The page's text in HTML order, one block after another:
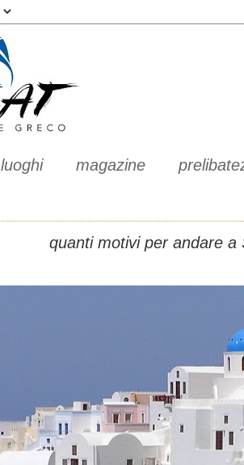
luoghi magazine
quanti motivi per andare a